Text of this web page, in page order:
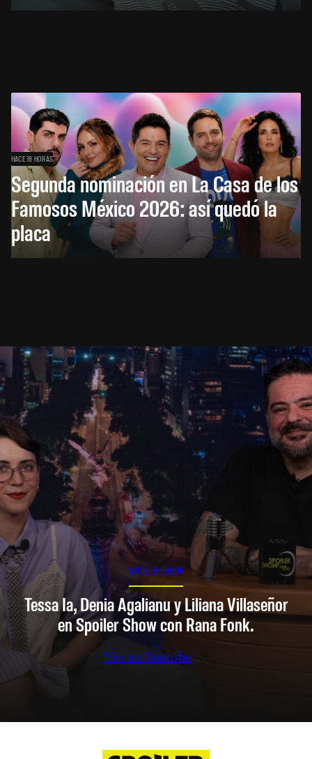
HACE 18 HORAS
Segunda nominación en La Casa de los
Famosos México 2026: así quedó la
placa
SPOILER SHOW
Tessa Ia, Denia Agalianu y Liliana Villaseñor
en Spoiler Show con Rana Fonk.
Ver en Youtube